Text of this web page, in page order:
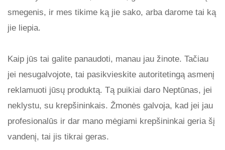
smegenis, ir mes tikime ką jie sako, arba darome tai ką
jie liepia.
Kaip jūs tai galite panaudoti, manau jau žinote. Tačiau
jei nesugalvojote, tai pasikvieskite autoritetingą asmenį
reklamuoti jūsų produktą. Tą puikiai daro Neptūnas, jei
neklystu, su krepšininkais. Žmonės galvoja, kad jei jau
profesionalūs ir dar mano mėgiami krepšininkai geria šį
vandenį, tai jis tikrai geras.